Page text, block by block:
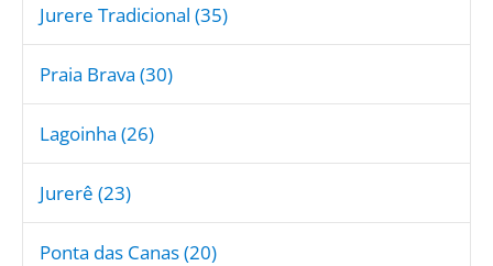
Jurere Tradicional (35)
Praia Brava (30)
Lagoinha (26)
Jurerê (23)
Ponta das Canas (20)